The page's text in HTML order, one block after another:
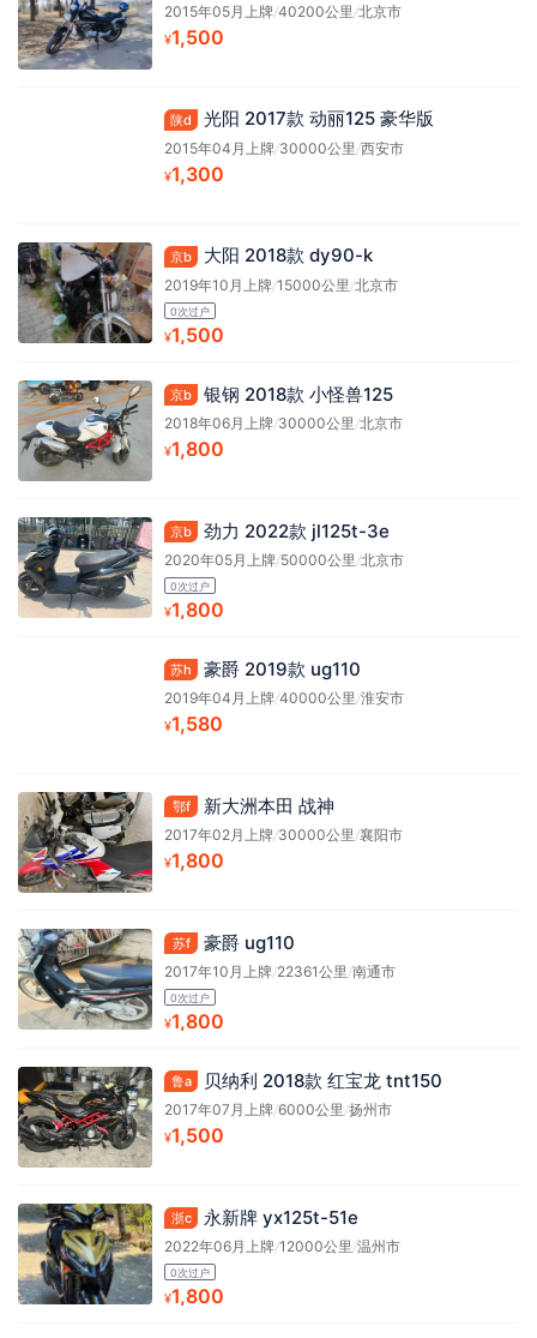
2015年05月上牌/40200公里 /北京市
¥1,500
陕d 光阳 2017款 动丽125 豪华版
2015年04月上牌/30000公里 /西安市
¥1,300
京b 大阳 2018款 dy90-k
2019年10月上牌/15000公里 /北京市
0次过户
¥1,500
京b 银钢 2018款 小怪兽125
2018年06月上牌/30000公里 /北京市
¥1,800
京b 劲力 2022款 jl125t-3e
2020年05月上牌/50000公里 /北京市
0次过户
¥1,800
苏h 豪爵 2019款 ug110
2019年04月上牌/40000公里 /淮安市
¥1,580
鄂f 新大洲本田 战神
2017年02月上牌/30000公里 /襄阳市
¥1,800
苏f 豪爵 ug110
2017年10月上牌/22361公里 /南通市
0次过户
¥1,800
鲁a 贝纳利 2018款 红宝龙 tnt150
2017年07月上牌/6000公里 /扬州市
¥1,500
浙c 永新牌 yx125t-51e
2022年06月上牌/12000公里 /温州市
0次过户
¥1,800